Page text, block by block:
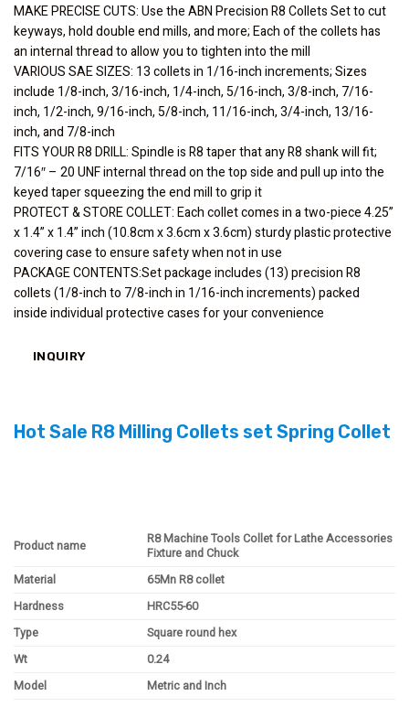
MAKE PRECISE CUTS: Use the ABN Precision R8 Collets Set to cut
keyways, hold double end mills, and more; Each of the collets has
an internal thread to allow you to tighten into the mill
VARIOUS SAE SIZES: 13 collets in 1/16-inch increments; Sizes
include 1/8-inch, 3/16-inch, 1/4-inch, 5/16-inch, 3/8-inch, 7/16-
inch, 1/2-inch, 9/16-inch, 5/8-inch, 11/16-inch, 3/4-inch, 13/16-
inch, and 7/8-inch
FITS YOUR R8 DRILL: Spindle is R8 taper that any R8 shank will fit;
7/16″ – 20 UNF internal thread on the top side and pull up into the
keyed taper squeezing the end mill to grip it
PROTECT & STORE COLLET: Each collet comes in a two-piece 4.25”
x 1.4” x 1.4” inch (10.8cm x 3.6cm x 3.6cm) sturdy plastic protective
covering case to ensure safety when not in use
PACKAGE CONTENTS:Set package includes (13) precision R8
collets (1/8-inch to 7/8-inch in 1/16-inch increments) packed
inside individual protective cases for your convenience
INQUIRY
Hot Sale R8 Milling Collets set Spring Collet
Product name
R8 Machine Tools Collet for Lathe Accessories
Fixture and Chuck
Material
65Mn R8 collet
Hardness
HRC55-60
Type
Square round hex
Wt
0.24
Model
Metric and Inch